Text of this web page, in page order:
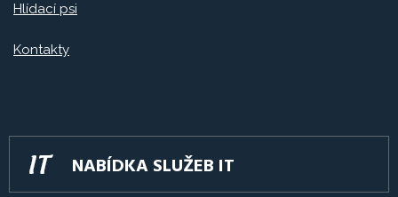
Hlídací psi
Kontakty
NABÍDKA SLUŽEB IT